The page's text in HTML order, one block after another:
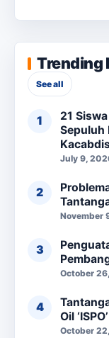
Trending
See all
21
Sepuluh
July 9,
November
October
Oil ‘ISPO’
October